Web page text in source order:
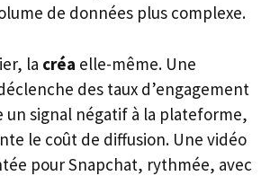
de données plus complexe.
la créa elle-même. Une
des taux d’engagement
un signal négatif à la plateforme,
le coût de diffusion. Une vidéo
pour Snapchat, rythmée, avec